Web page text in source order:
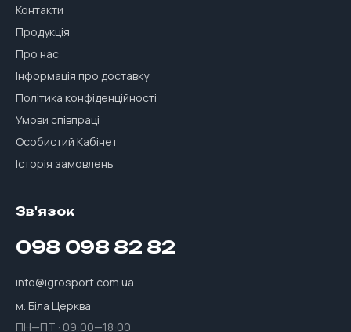
Контакти
Продукція
Про нас
Інформація про доставку
Політика конфіденційності
Умови співпраці
Особистий Кабінет
Історія замовлень
Зв'язок
098 098 82 82
info@igrosport.com.ua
м. Біла Церква
ПН—ПТ · 09:00—18:00